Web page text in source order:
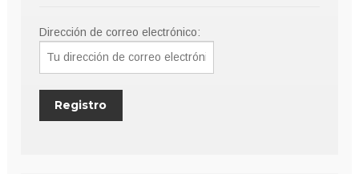
Dirección de correo electrónico: